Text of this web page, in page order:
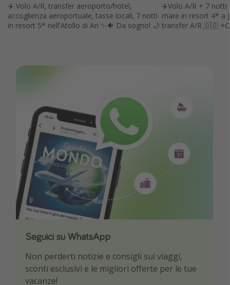
✈️ Volo A/R, transfer aeroporto/hotel,
accoglienza aeroportuale, tasse locali, 7 notti
in resort 5* nell'Atollo di Ari ✨🐠 Da sogno! 🌙
✈️Volo A/R + 7 notti
mare in resort 4* a
transfer A/R 🇩🇴
Seguici su WhatsApp
Non perderti notizie e consigli sui viaggi,
sconti esclusivi e le migliori offerte per le tue
vacanze!
Scarica la nostra App
Sii il primo a conoscere le migliori offerte di
viaggio